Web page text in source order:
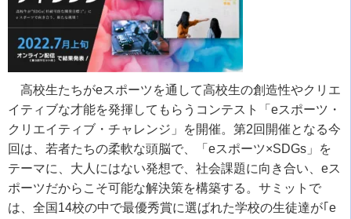
高校生たちがeスポーツを通して高校生の創造性やクリエ
イティブな才能を発揮してもらうコンテスト「 eスポーツ・
クリエイティブ・チャレンジ」を開催。第2回開催となる今
回は、若者たちの柔軟な頭脳で、「 eスポーツ×SDGs 」を
テーマに、大人にはない発想で、社会課題に向き合い、 eス
ポーツだからこそ可能な解決策を構築する。サミットで
は、全国 14校の中で最優秀賞に選ばれた学校の生徒達が｢ e